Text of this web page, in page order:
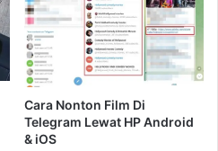
Cara Nonton Film Di
Telegram Lewat HP Android
& iOS